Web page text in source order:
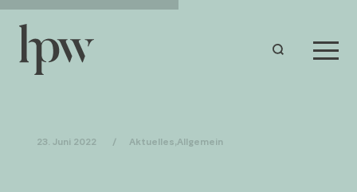
23. Juni 2022 / Aktuelles,Allgemein